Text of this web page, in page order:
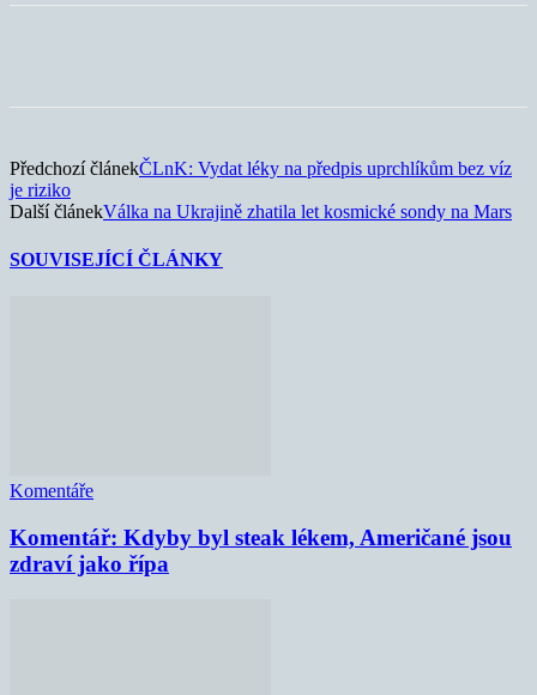
Předchozí článekČLnK: Vydat léky na předpis uprchlíkům bez víz
je riziko
Další článekVálka na Ukrajině zhatila let kosmické sondy na Mars
SOUVISEJÍCÍ ČLÁNKY
Komentáře
Komentář: Kdyby byl steak lékem, Američané jsou
zdraví jako řípa